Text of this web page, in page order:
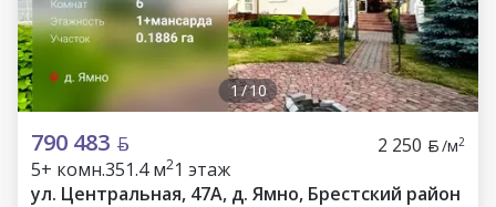
1/10
790 483 2 250 /м2
5+ комн.351.4 м21 этаж
ул. Центральная, 47А, д. Ямно, Брестский район